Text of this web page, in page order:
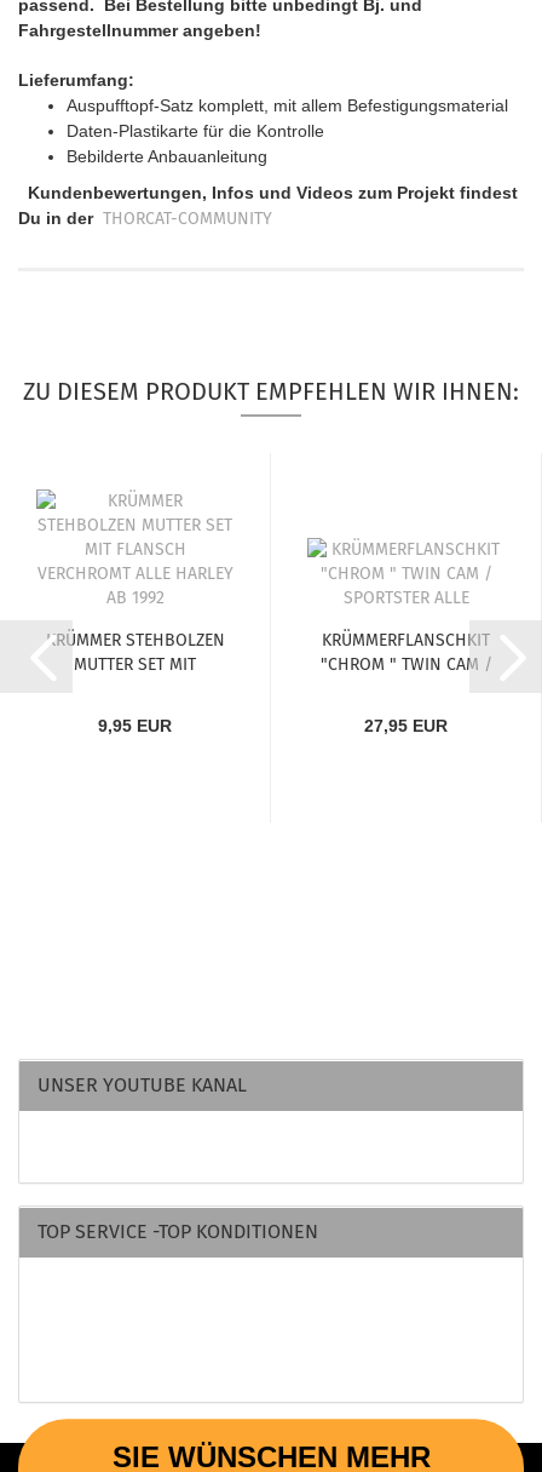
passend. Bei Bestellung bitte unbedingt Bj. und
Fahrgestellnummer angeben!
Lieferumfang:
Auspufftopf-Satz komplett, mit allem Befestigungsmaterial
Daten-Plastikarte für die Kontrolle
Bebilderte Anbauanleitung
Kundenbewertungen, Infos und Videos zum Projekt findest
Du in der THORCAT-COMMUNITY
ZU DIESEM PRODUKT EMPFEHLEN WIR IHNEN:
KRÜMMER STEHBOLZEN
MUTTER SET MIT
9,95 EUR
KRÜMMERFLANSCHKIT
"CHROM " TWIN CAM /
27,95 EUR
UNSER YOUTUBE KANAL
TOP SERVICE -TOP KONDITIONEN
SIE WÜNSCHEN MEHR